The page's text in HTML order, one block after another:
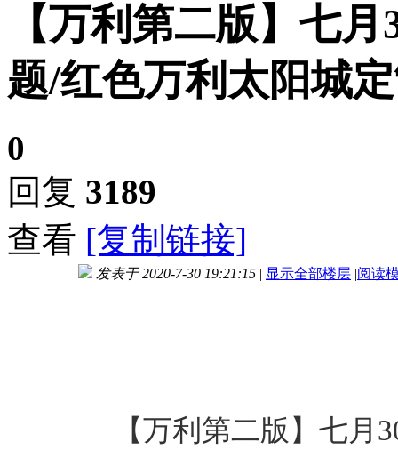
【万利第二版】七
题/红色万利太阳城
0
回复 3189
查看 [复制链接]
发表于 2020-7-30 19:21:15 | 显示全部楼层 |阅读
【万利第二版】七